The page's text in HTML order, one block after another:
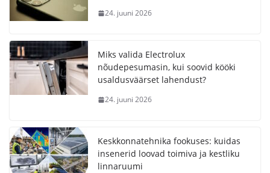
24. juuni 2026
Miks valida Electrolux
nõudepesumasin, kui soovid kööki
usaldusväärset lahendust?
24. juuni 2026
Keskkonnatehnika fookuses: kuidas
insenerid loovad toimiva ja kestliku
linnaruumi